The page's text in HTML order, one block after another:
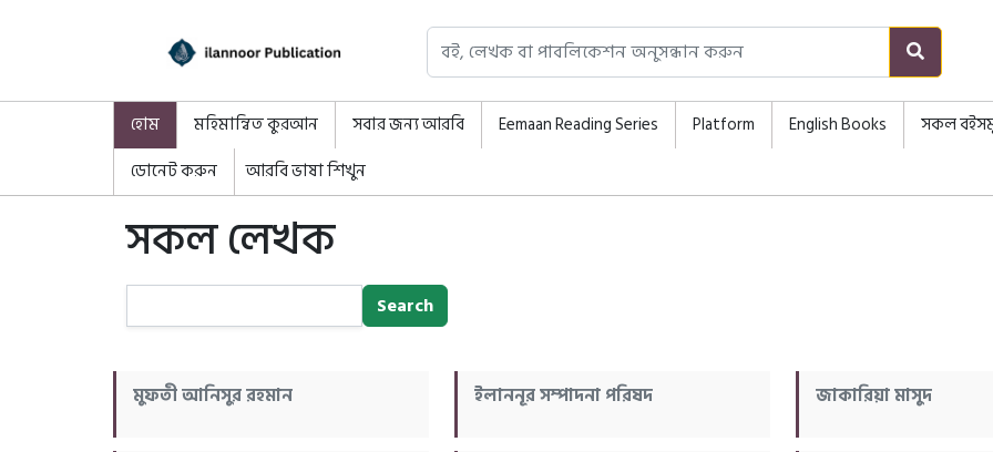
হোম মহিমান্বিত কুরআন সবার জন্য আরবি Eemaan Reading Series Platform English Books সকল
ডোনেট করুন
আরবি ভাষা শিখুন
সকল লেখক
Search
মুফতী আনিসুর রহমান ইলাননূর সম্পাদনা পরিষদ জাকারিয়া মাসুদ